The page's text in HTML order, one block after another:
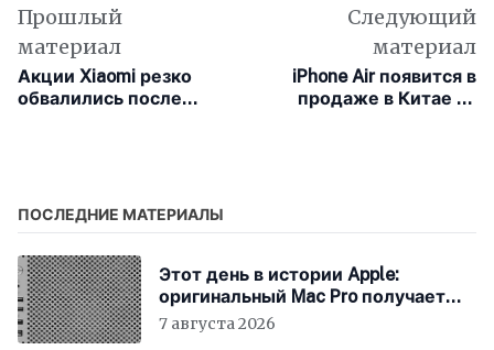
Прошлый
материал
Акции Xiaomi резко
обвалились после
Следующий
материал
iPhone Air появится в
продаже в Китае на
ПОСЛЕДНИЕ МАТЕРИАЛЫ
Этот день в истории Apple:
оригинальный Mac Pro получает
мощный процессор Intel
7 августа 2026